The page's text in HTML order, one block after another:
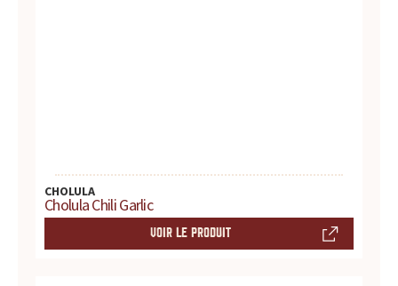
.
.
CHOLULA
Cholula Chili Garlic
VOIR LE PRODUIT